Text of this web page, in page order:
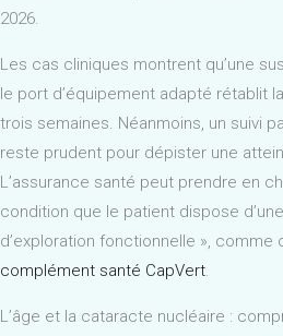
2026.
Les cas cliniques montrent qu’une
le port d’équipement adapté rétablit
trois semaines. Néanmoins, un suivi
reste prudent pour dépister une
L’assurance santé peut prendre en
condition que le patient dispose
d’exploration fonctionnelle », comme
complément santé CapVert.
L’âge et la cataracte nucléaire :